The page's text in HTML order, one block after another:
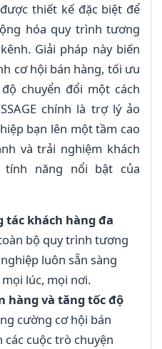
thiết kế đặc biệt để
hóa quy trình tương
Giải pháp này biến
cơ hội bán hàng, tối ưu
chuyển đổi một cách
chính là trợ lý ảo
bạn lên một tầm cao
và trải nghiệm khách
tính năng nổi bật của
khách hàng đa
bộ quy trình tương
luôn sẵn sàng
lúc, mọi nơi.
hàng và tăng tốc độ
cường cơ hội bán
các cuộc trò chuyện